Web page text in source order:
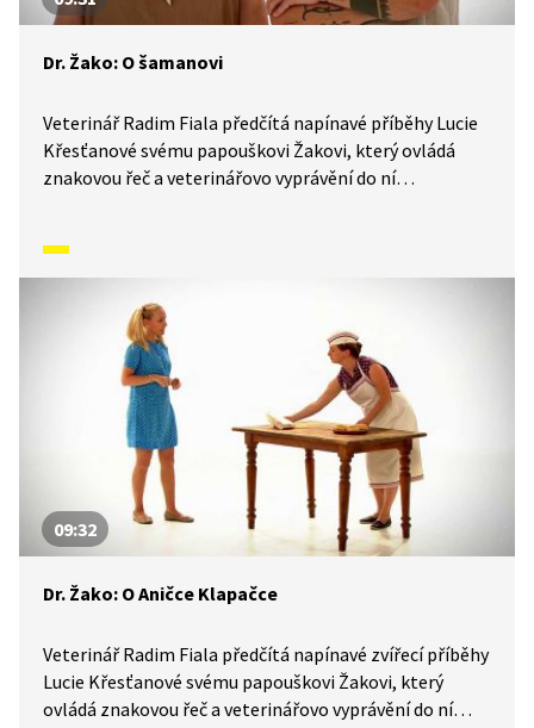
Dr. Žako: O šamanovi
Veterinář Radim Fiala předčítá napínavé příběhy Lucie
Křesťanové svému papouškovi Žakovi, který ovládá
znakovou řeč a veterinářovo vyprávění do ní
o šamanovi Hubakukovi, který uměl mluvit se zvířaty.
09:32
Dr. Žako: O Aničce Klapačce
Veterinář Radim Fiala předčítá napínavé zvířecí příběhy
Lucie Křesťanové svému papouškovi Žakovi, který
ovládá znakovou řeč a veterinářovo vyprávění do ní